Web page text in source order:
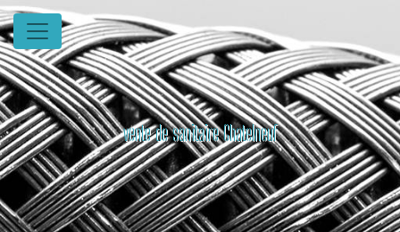
Panneau de gestion des cookies
vente de sanitaire Chatelneuf